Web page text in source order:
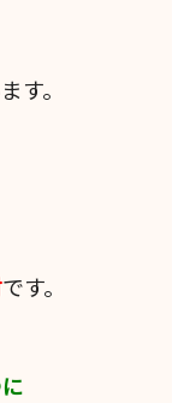
す。
です。